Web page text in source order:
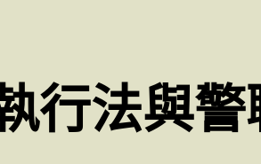
行法與